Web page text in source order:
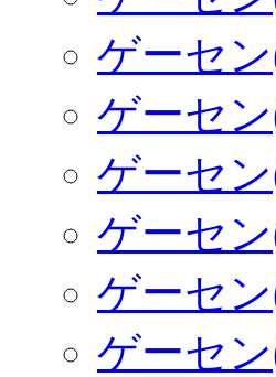
ゲーセ
ゲーセ
ゲーセ
ゲーセ
ゲーセ
ゲーセ